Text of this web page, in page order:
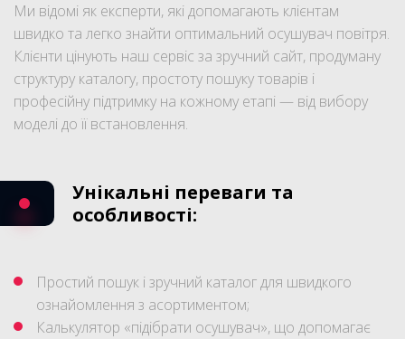
Ми відомі як експерти, які допомагають клієнтам
швидко та легко знайти оптимальний осушувач повітря.
Клієнти цінують наш сервіс за зручний сайт, продуману
структуру каталогу, простоту пошуку товарів і
професійну підтримку на кожному етапі — від вибору
моделі до її встановлення.
Унікальні переваги та
особливості:
Простий пошук і зручний каталог для швидкого
ознайомлення з асортиментом;
Калькулятор «підібрати осушувач», що допомагає